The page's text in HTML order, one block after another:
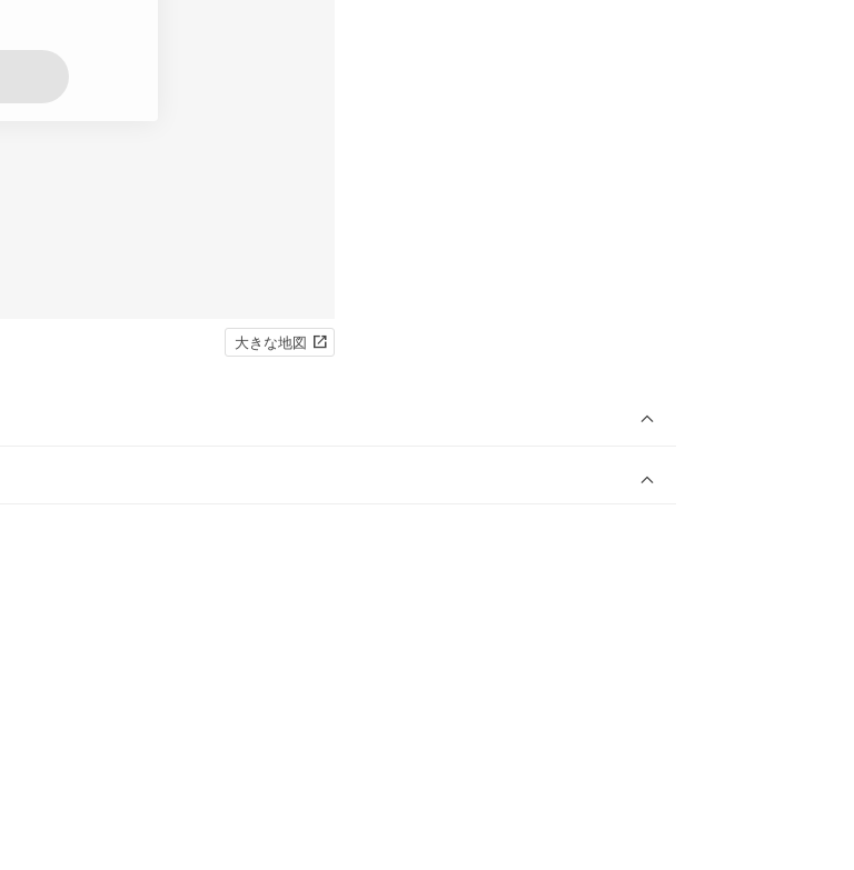
大きな地図